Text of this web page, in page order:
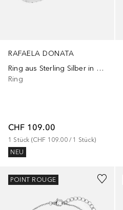
RAFAELA DONATA
Ring aus Sterling Silber in Silber mit Topas
Ring
CHF 109.00
1 Stück (CHF 109.00 / 1 Stück)
NEU
POINT ROUGE